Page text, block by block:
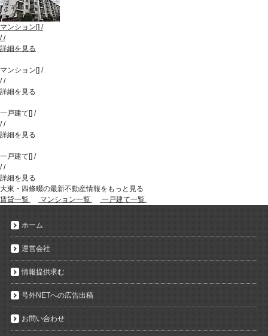
マンション [] /
//
詳細を見る
マンション [] /
//
詳細を見る
一戸建て [] /
//
詳細を見る
一戸建て [] /
//
詳細を見る
大東・四條畷の最新不動産情報をもっと見る
賃貸一覧
マンション一覧 一戸建て一覧
ホーム
運営会社
情報提供求む
号外NETへの広告出稿
お問い合わせ